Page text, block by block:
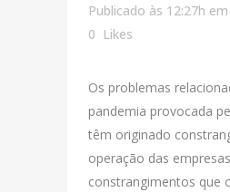
Publicado às 12:27h em
0 Likes
Os problemas
pandemia provocada
têm originado
operação das
constrangimentos que